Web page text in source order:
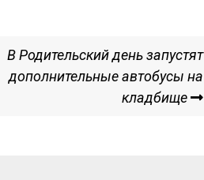
В Родительский день запустят
дополнительные автобусы на
кладбище